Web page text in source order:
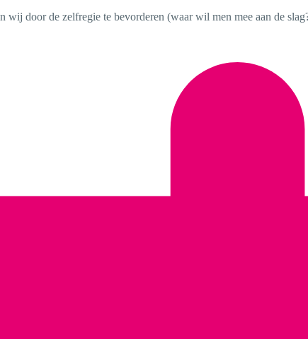
door de zelfregie te bevorderen (waar wil men mee aan de